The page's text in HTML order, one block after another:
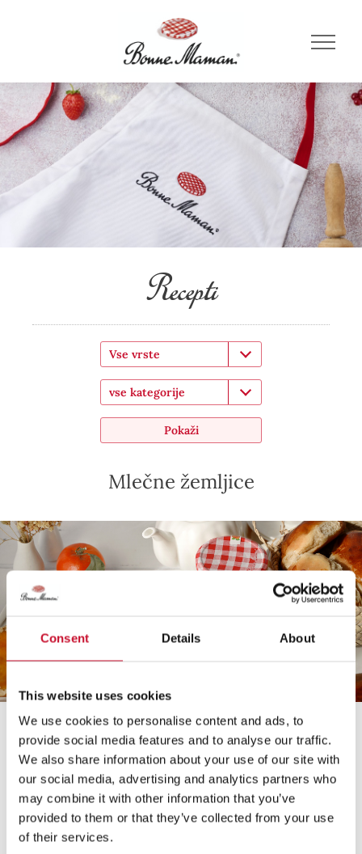
Consent Details About
This website uses cookies
We use cookies to personalise content and ads, to
provide social media features and to analyse our traffic.
We also share information about your use of our site with
our social media, advertising and analytics partners who
may combine it with other information that you’ve
provided to them or that they’ve collected from your use
of their services.
Recepti
Vse vrste
vse kategorije
Pokaži
Mlečne žemljice
Sestavine (za 8 oseb):
22 g svežega kvasa (ali 1 zavitek suhega kvasa)
370 g moke
80 g rjavega sladkorja
1 mala čajna žlička soli
2 žlici vode iz pomarančnih cvetov (kar ustreza 20